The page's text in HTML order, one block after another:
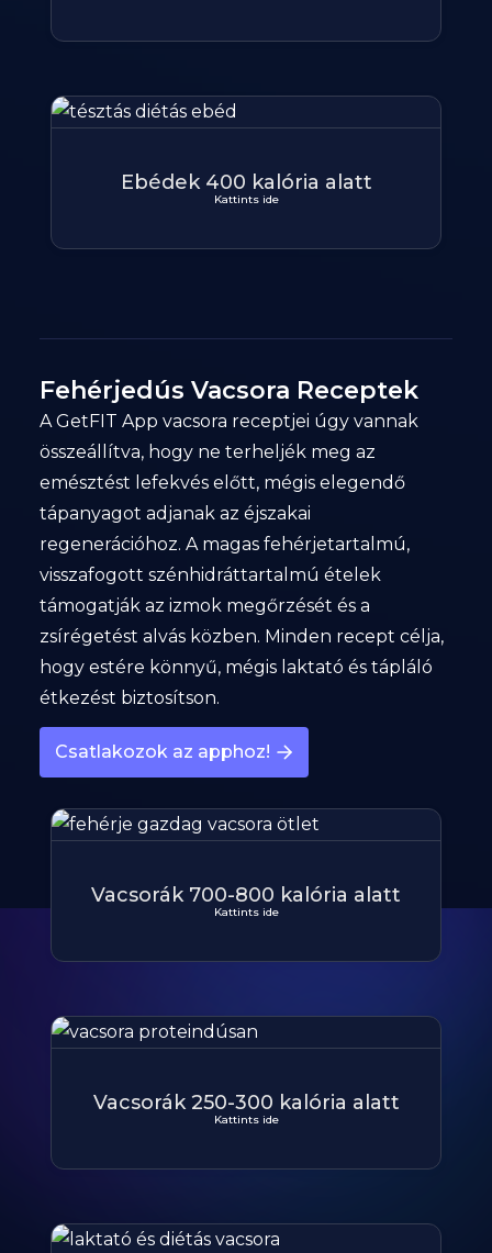
Ebédek 400 kalória alatt
Kattints ide
Fehérjedús Vacsora Receptek
A GetFIT App vacsora receptjei úgy vannak
összeállítva, hogy ne terheljék meg az
emésztést lefekvés előtt, mégis elegendő
tápanyagot adjanak az éjszakai
regenerációhoz. A magas fehérjetartalmú,
visszafogott szénhidráttartalmú ételek
támogatják az izmok megőrzését és a
zsírégetést alvás közben. Minden recept célja,
hogy estére könnyű, mégis laktató és tápláló
étkezést biztosítson.
Csatlakozok az apphoz!
Vacsorák 700-800 kalória alatt
Kattints ide
Vacsorák 250-300 kalória alatt
Kattints ide